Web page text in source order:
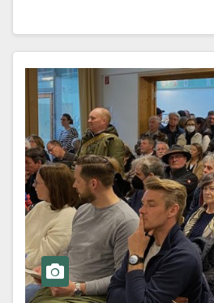
Mehr erfahren